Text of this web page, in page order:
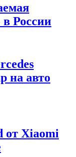
России
на авто
от Xiaomi